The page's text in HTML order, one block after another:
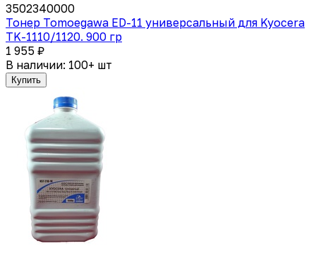
3502340000
Тонер Tomoegawa ED-11 универсальный для Kyocera
TK-1110/1120. 900 гр
1 955 ₽
В наличии: 100+ шт
Купить